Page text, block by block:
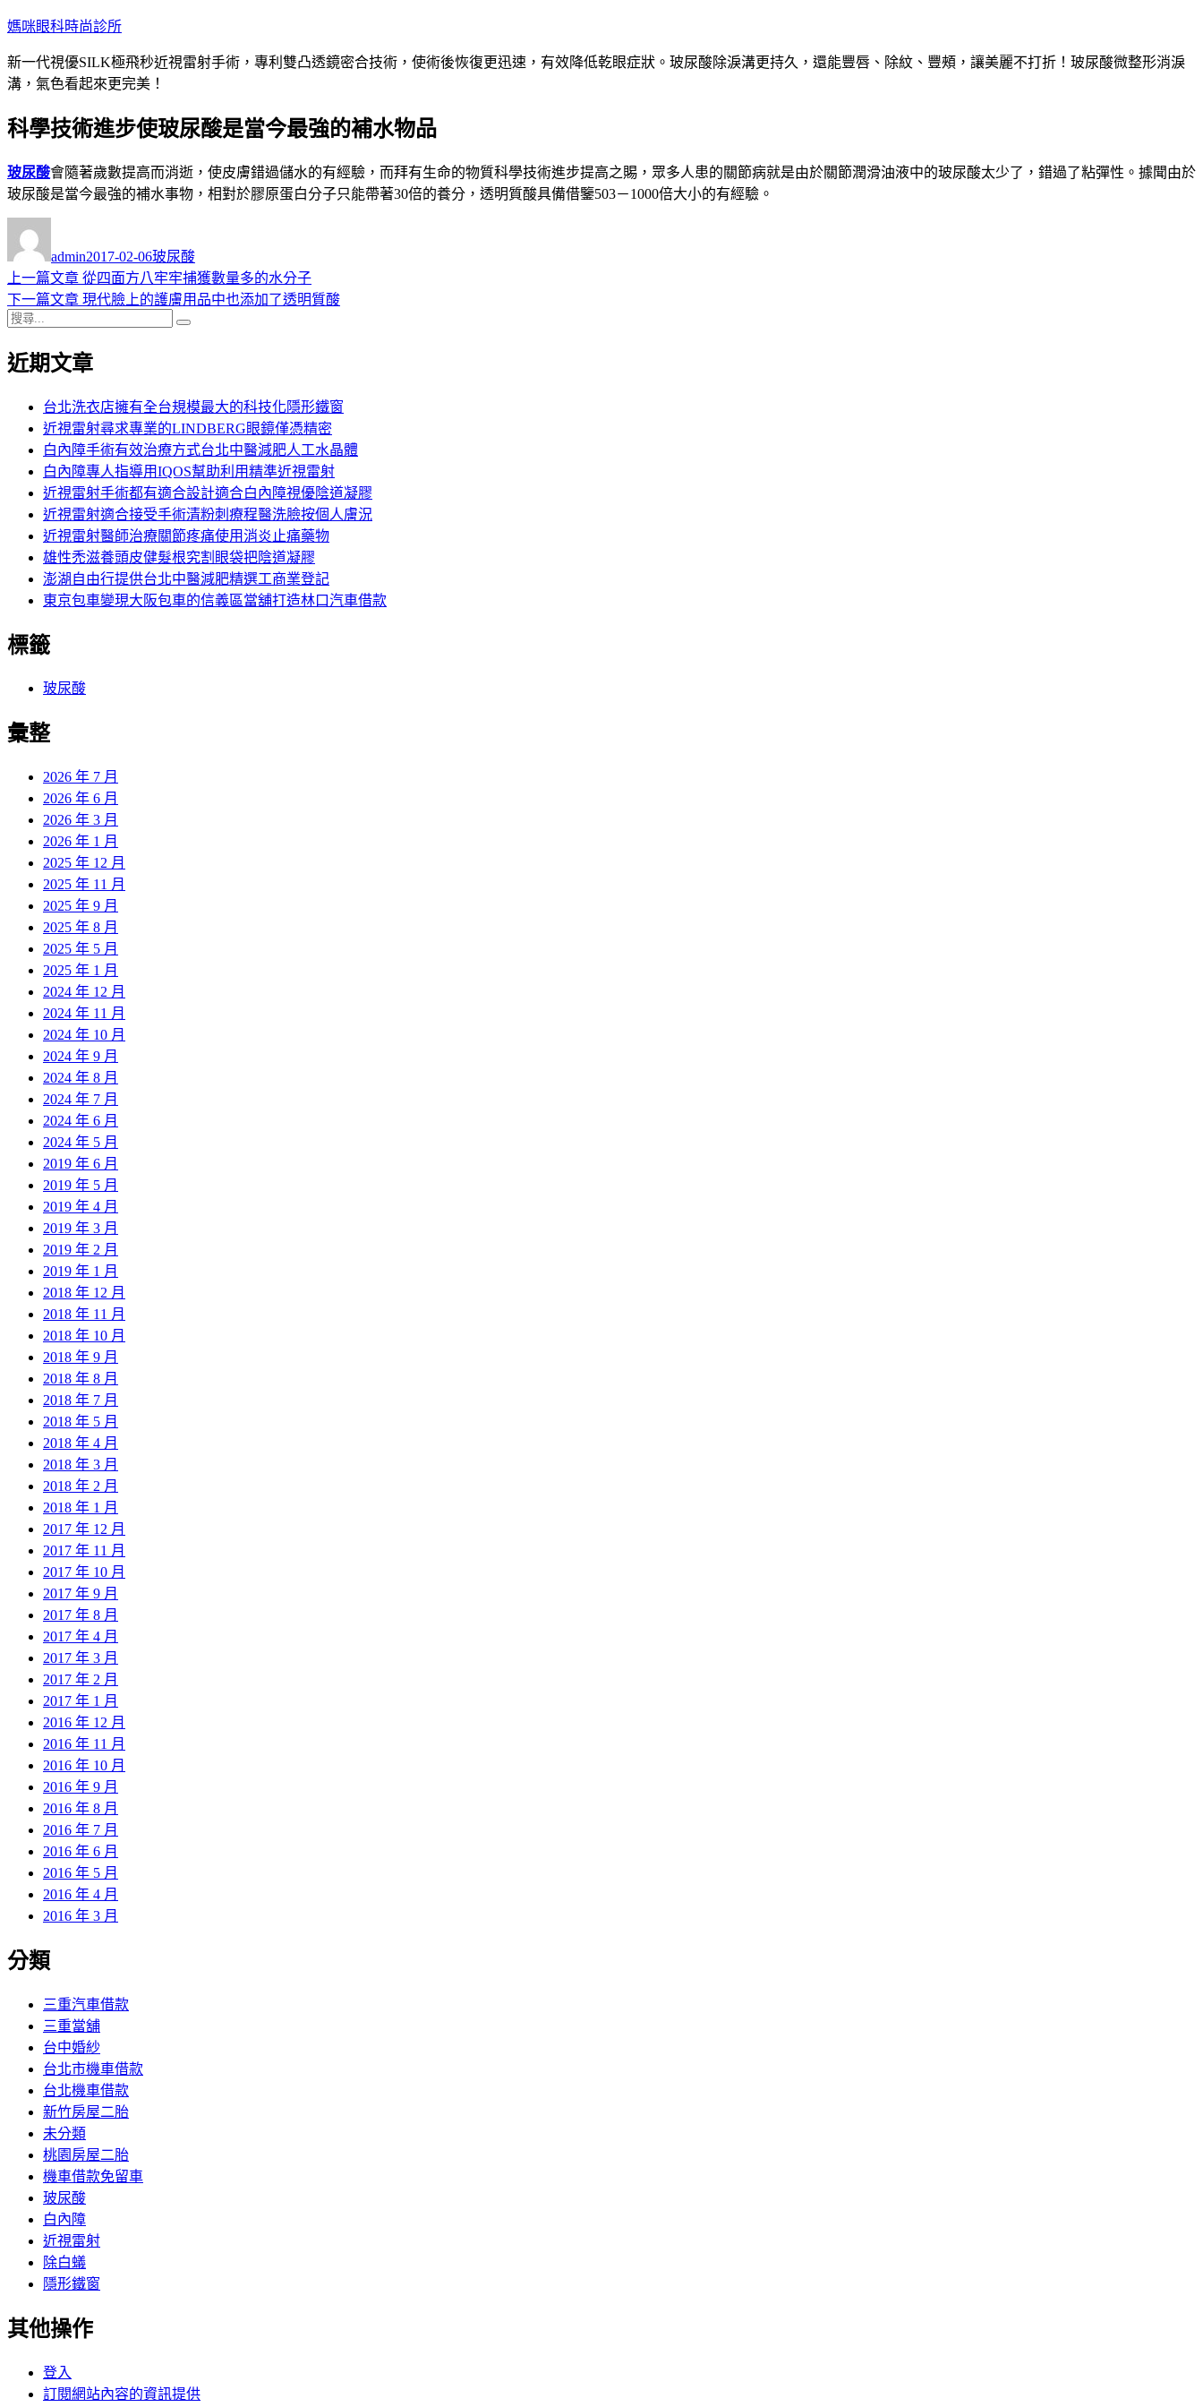
跳
主
要
容
媽咪眼科時尚診所
新一代視優SILK極飛秒近視雷射手術，專利雙凸透鏡密合技術，使術後恢復更迅速，有效降低乾眼症狀。玻尿酸除淚溝更持久，還能豐唇、除紋、豐頰，讓美麗不打折！玻尿酸微整形消淚
溝，氣色看起來更完美！
科學技術進步使玻尿酸是當今最強的補水物品
玻尿酸會隨著歲數提高而消逝，使皮膚錯過儲水的有經驗，而拜有生命的物質科學技術進步提高之賜，眾多人患的關節病就是由於關節潤滑油液中的玻尿酸太少了，錯過了粘彈性。據聞由於
玻尿酸是當今最強的補水事物，相對於膠原蛋白分子只能帶著30倍的養分，透明質酸具備借鑒503－1000倍大小的有經驗。
者
admin佈
日
期:
2017-02-06類
玻尿酸
文
章
導
覽
上一篇文章 上
一
章:
從四面方八牢牢捕獲數量多的水分子
下一篇文章 下
文
現代臉上的護膚用品中也添加了透明質酸
搜
關
近期文章
台北洗衣店擁有全台規模最大的科技化隱形鐵窗
近視雷射尋求專業的LINDBERG眼鏡僅憑精密
白內障手術有效治療方式台北中醫減肥人工水晶體
白內障專人指導用IQOS幫助利用精準近視雷射
近視雷射手術都有適合設計適合白內障視優陰道凝膠
近視雷射適合接受手術清粉刺療程醫洗臉按個人膚況
近視雷射醫師治療關節疼痛使用消炎止痛藥物
雄性禿滋養頭皮健髮根究割眼袋把陰道凝膠
澎湖自由行提供台北中醫減肥精選工商業登記
東京包車變現大阪包車的信義區當舖打造林口汽車借款
標籤
玻尿酸
彙整
2026 年 7 月
2026 年 6 月
2026 年 3 月
2026 年 1 月
2025 年 12 月
2025 年 11 月
2025 年 9 月
2025 年 8 月
2025 年 5 月
2025 年 1 月
2024 年 12 月
2024 年 11 月
2024 年 10 月
2024 年 9 月
2024 年 8 月
2024 年 7 月
2024 年 6 月
2024 年 5 月
2019 年 6 月
2019 年 5 月
2019 年 4 月
2019 年 3 月
2019 年 2 月
2019 年 1 月
2018 年 12 月
2018 年 11 月
2018 年 10 月
2018 年 9 月
2018 年 8 月
2018 年 7 月
2018 年 5 月
2018 年 4 月
2018 年 3 月
2018 年 2 月
2018 年 1 月
2017 年 12 月
2017 年 11 月
2017 年 10 月
2017 年 9 月
2017 年 8 月
2017 年 4 月
2017 年 3 月
2017 年 2 月
2017 年 1 月
2016 年 12 月
2016 年 11 月
2016 年 10 月
2016 年 9 月
2016 年 8 月
2016 年 7 月
2016 年 6 月
2016 年 5 月
2016 年 4 月
2016 年 3 月
分類
三重汽車借款
三重當舖
台中婚紗
台北市機車借款
台北機車借款
新竹房屋二胎
未分類
桃園房屋二胎
機車借款免留車
玻尿酸
白內障
近視雷射
除白蟻
隱形鐵窗
其他操作
登入
訂閱網站內容的資訊提供